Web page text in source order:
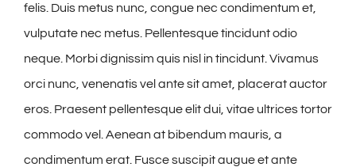
felis. Duis metus nunc, congue nec condimentum et,
vulputate nec metus. Pellentesque tincidunt odio
neque. Morbi dignissim quis nisl in tincidunt. Vivamus
orci nunc, venenatis vel ante sit amet, placerat auctor
eros. Praesent pellentesque elit dui, vitae ultrices tortor
commodo vel. Aenean at bibendum mauris, a
condimentum erat. Fusce suscipit augue et ante